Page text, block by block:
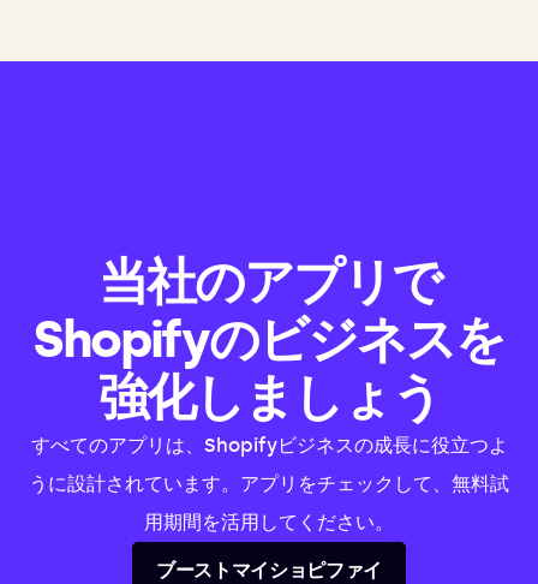
当社のアプリで
Shopifyのビジネスを
強化しましょう
すべてのアプリは、Shopifyビジネスの成長に役立つよ
うに設計されています。アプリをチェックして、無料試
用期間を活用してください。
ブーストマイショピファイ